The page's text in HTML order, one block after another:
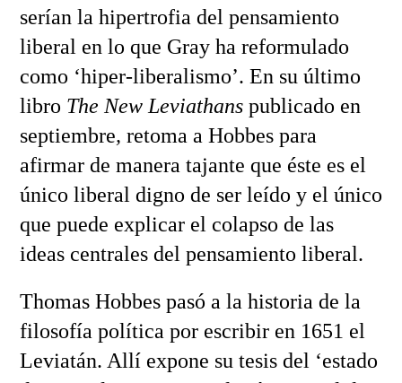
serían la hipertrofia del pensamiento
liberal en lo que Gray ha reformulado
como ‘hiper-liberalismo’. En su último
libro The New Leviathanspublicado en
septiembre, retoma a Hobbes para
afirmar de manera tajante que éste es el
único liberal digno de ser leído y el único
que puede explicar el colapso de las
ideas centrales del pensamiento liberal.
Thomas Hobbes pasó a la historia de la
filosofía política por escribir en 1651 el
Leviatán. Allí expone su tesis del ‘estado